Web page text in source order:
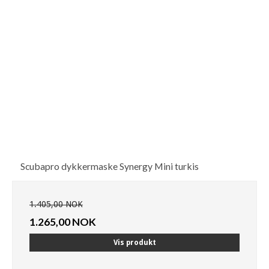
Scubapro dykkermaske Synergy Mini turkis
1.405,00 NOK
1.265,00 NOK
Vis produkt